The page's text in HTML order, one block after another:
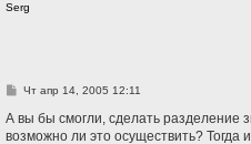
е
Serg
С
о
Чт апр 14, 2005 12:11
А вы бы смогли, сделать разделение
возможно ли это осуществить? Тогда